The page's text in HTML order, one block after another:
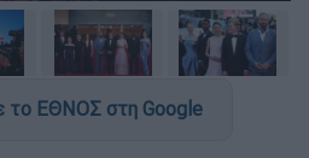
το ΕΘΝΟΣ στη Google